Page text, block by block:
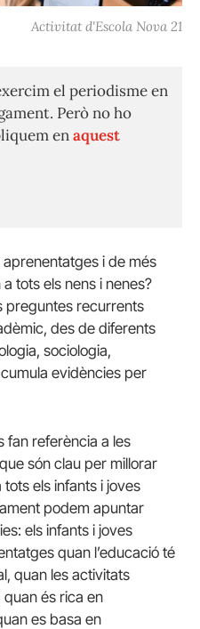
Activitat d'Escola Nova 21
el periodisme en
Però no ho
enaquest
i de més
tots els nens i nenes?
preguntes recurrents
des de diferents
sociologia,
evidències per
fan referència a les
són clau per millorar
tots els infants i joves
podem apuntar
els infants i joves
quan l’educació té
quan les activitats
és rica en
es basa en